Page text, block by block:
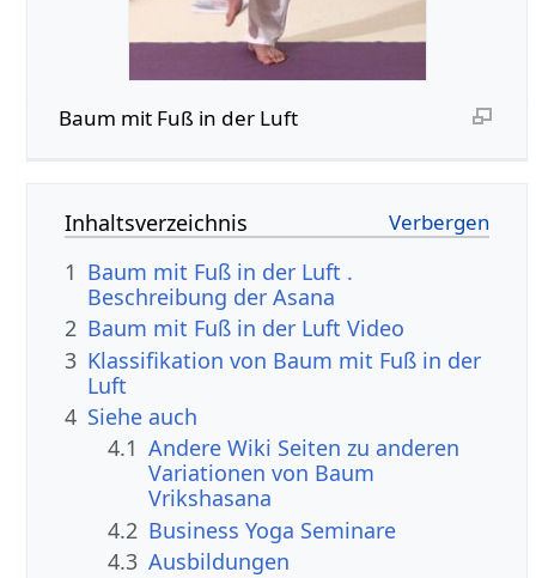
Baum mit Fuß in der Luft
Inhaltsverzeichnis
1 Baum mit Fuß in der Luft .
Beschreibung der Asana
2 Baum mit Fuß in der Luft Video
3 Klassifikation von Baum mit Fuß in der
Luft
4 Siehe auch
4.1 Andere Wiki Seiten zu anderen
Variationen von Baum
Vrikshasana
4.2 Business Yoga Seminare
4.3 Ausbildungen